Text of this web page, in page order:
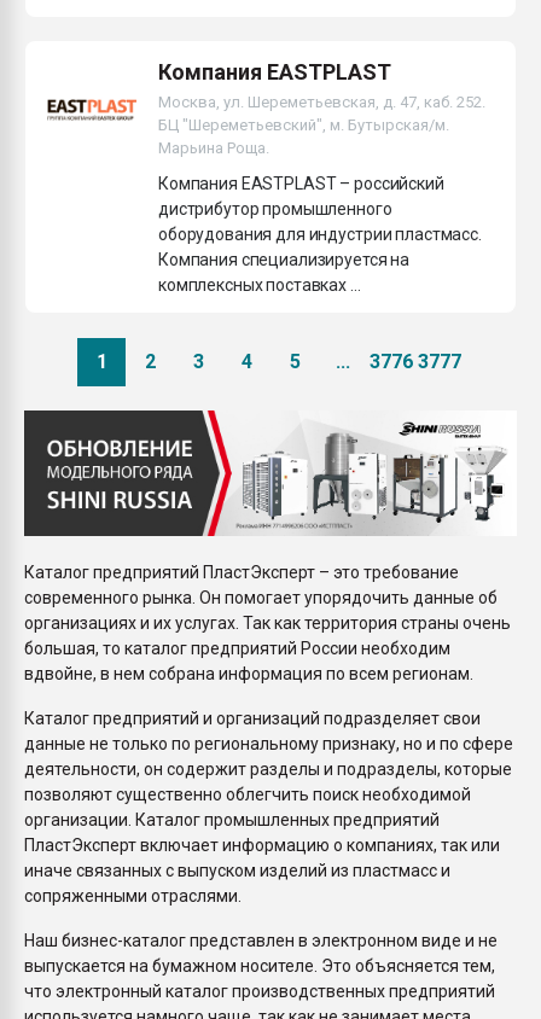
Компания EASTPLAST
Москва, ул. Шереметьевская, д. 47, каб. 252.
БЦ "Шереметьевский", м. Бутырская/м.
Марьина Роща.
Компания EASTPLAST – российский
дистрибутор промышленного
оборудования для индустрии пластмасс.
Компания специализируется на
комплексных поставках ...
1 2 3 4 5 ... 3776 3777
Каталог предприятий ПластЭксперт – это требование
современного рынка. Он помогает упорядочить данные об
организациях и их услугах. Так как территория страны очень
большая, то каталог предприятий России необходим
вдвойне, в нем собрана информация по всем регионам.
Каталог предприятий и организаций подразделяет свои
данные не только по региональному признаку, но и по сфере
деятельности, он содержит разделы и подразделы, которые
позволяют существенно облегчить поиск необходимой
организации. Каталог промышленных предприятий
ПластЭксперт включает информацию о компаниях, так или
иначе связанных с выпуском изделий из пластмасс и
сопряженными отраслями.
Наш бизнес-каталог представлен в электронном виде и не
выпускается на бумажном носителе. Это объясняется тем,
что электронный каталог производственных предприятий